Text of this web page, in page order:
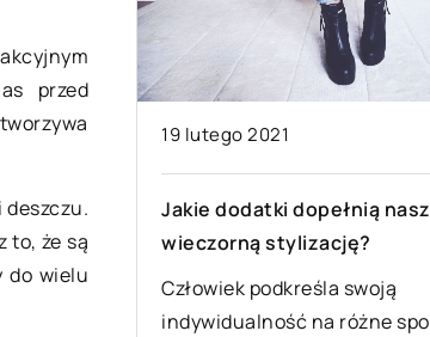
przed
to, że są
do wielu
do
powodu
19 lutego 2021
Jakie dodatki dopełnią
wieczorną stylizację?
Człowiek podkreśla swoją
indywidualność na różne